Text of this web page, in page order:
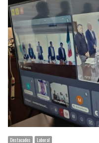
Destacados Laboral